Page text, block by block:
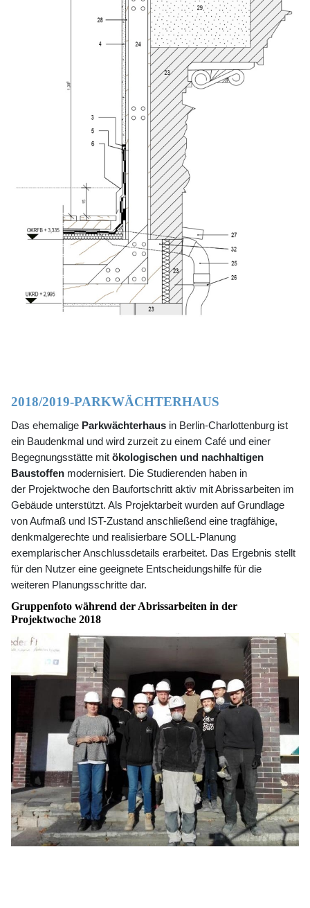
2018/2019-PARKWÄCHTERHAUS
Das ehemalige Parkwächterhaus in Berlin-Charlottenburg ist
ein Baudenkmal und wird zurzeit zu einem Café und einer
Begegnungsstätte mit ökologischen und nachhaltigen
Baustoffen modernisiert. Die Studierenden haben in
der Projektwoche den Baufortschritt aktiv mit Abrissarbeiten im
Gebäude unterstützt. Als Projektarbeit wurden auf Grundlage
von Aufmaß und IST-Zustand anschließend eine tragfähige,
denkmalgerechte und realisierbare SOLL-Planung
exemplarischer Anschlussdetails erarbeitet. Das Ergebnis stellt
für den Nutzer eine geeignete Entscheidungshilfe für die
weiteren Planungsschritte dar.
Gruppenfoto während der Abrissarbeiten in der
Projektwoche 2018